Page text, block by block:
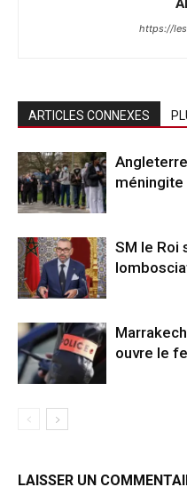
https://
ARTICLES CONNEXES
méningite
SM le Roi
ouvre le
LAISSER UN